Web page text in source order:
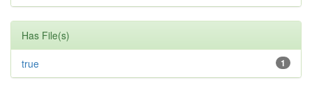
Has File(s)
1
true